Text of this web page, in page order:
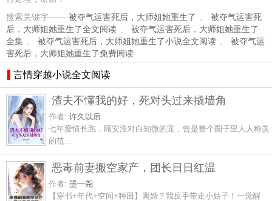
搜索关键字—— 被夺气运害死后，大师姐她重生了 、
被夺气运害死
后，大师姐她重生了全文阅读 、
被夺气运害死后，大师姐她重生了
全集 、 被夺气运害死后，大师姐她重生了小说全文阅读 、
被夺气运
害死后，大师姐她重生了免费阅读
言情穿越小说全文阅读
渣夫不懂我的好，死对头过来撬墙角
作者: 许久以后
七年爱情长跑，顾安淮对白知微的宠，曾是整个圈子里人人称羡
的范...
恶毒前妻搬空家产，团长日日红温
作者: 墨一尧
【穿书+年代+空间+种田】离婚？我反手带走小姑子！一觉醒